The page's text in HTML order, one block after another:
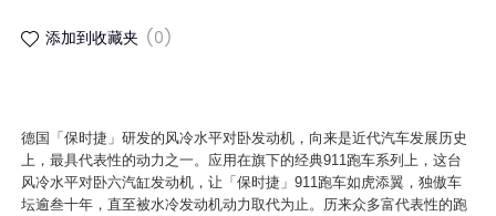
添加到收藏夹 (0)
德国「保时捷」研发的风冷水平对卧发动机，向来是近代汽车发展历史
上，最具代表性的动力之一。应用在旗下的经典911跑车系列上，这台
风冷水平对卧六汽缸发动机，让「保时捷」911跑车如虎添翼，独傲车
坛逾叁十年，直至被水冷发动机动力取代为止。历来众多富代表性的跑